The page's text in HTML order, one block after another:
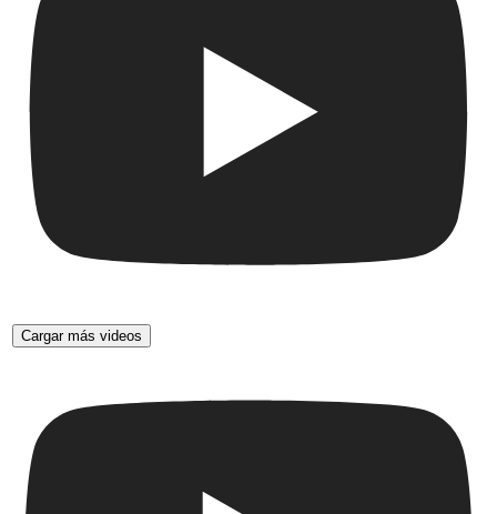
Cargar más videos